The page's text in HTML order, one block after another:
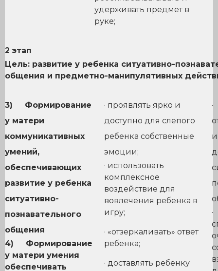
удерживать предмет в
руке;
2 этап
Цель: развитие у ребенка ситуативно-
общения и предметно-манипулятивных
3) Формирование
у матери
коммуникативных
умений,
обеспечивающих
развитие у ребенка
ситуативно-
познавательного
общения
4) Формирование
у матери умения
обеспечивать
· проявлять ярко и
доступно для слепого
ребенка собственные
эмоции;
· использовать
комплексное
воздействие для
вовлечения ребенка в
игру;
· «отзеркаливать» ответ
ребенка;
· доставлять ребенку